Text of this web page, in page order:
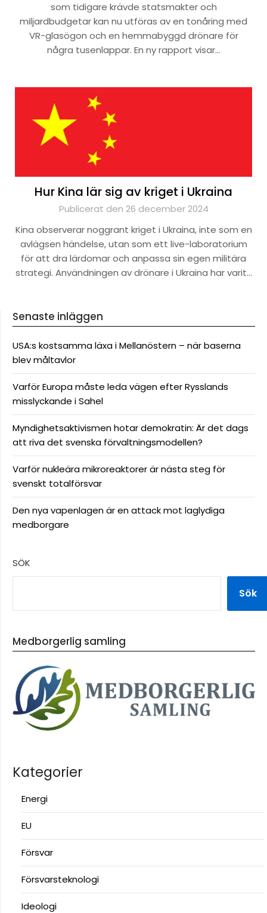
som tidigare krävde statsmakter och
miljardbudgetar kan nu utföras av en tonåring med
VR-glasögon och en hemmabyggd drönare för
några tusenlappar. En ny rapport visar…
Hur Kina lär sig av kriget i Ukraina
Publicerat den 26 december 2024
Kina observerar noggrant kriget i Ukraina, inte som en
avlägsen händelse, utan som ett live-laboratorium
för att dra lärdomar och anpassa sin egen militära
strategi. Användningen av drönare i Ukraina har varit…
Senaste inläggen
USA:s kostsamma läxa i Mellanöstern – när baserna
blev måltavlor
Varför Europa måste leda vägen efter Rysslands
misslyckande i Sahel
Myndighetsaktivismen hotar demokratin: Är det dags
att riva det svenska förvaltningsmodellen?
Varför nukleära mikroreaktorer är nästa steg för
svenskt totalförsvar
Den nya vapenlagen är en attack mot laglydiga
medborgare
SÖK
Sök
Medborgerlig samling
Kategorier
Energi
EU
Försvar
Försvarsteknologi
Ideologi